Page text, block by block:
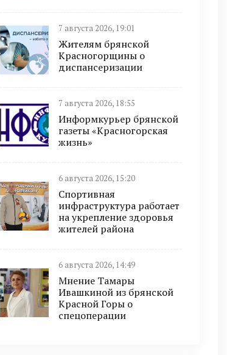
7 августа 2026, 19:01
Жителям брянской
Красногорщины о
диспансеризации
7 августа 2026, 18:55
Информкурьер брянской
газеты «Красногорская
жизнь»
6 августа 2026, 15:20
Спортивная
инфраструктура работает
на укрепление здоровья
жителей района
6 августа 2026, 14:49
Мнение Тамары
Ивашкиной из брянской
Красной Горы о
спецоперации